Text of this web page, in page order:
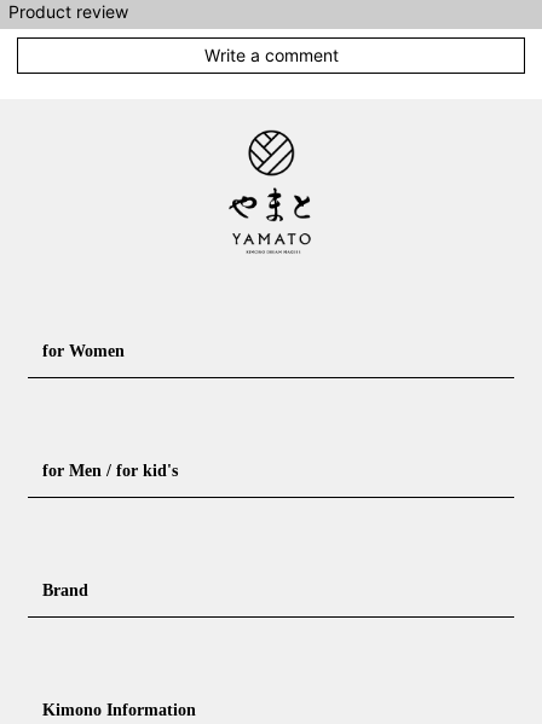
Product review
Write a comment
for Women
Casual kimono Outerwear
Footwear ＆ bag
for Men / for kid's
Men's Yukata Obi for men
Brand
Kimono Information